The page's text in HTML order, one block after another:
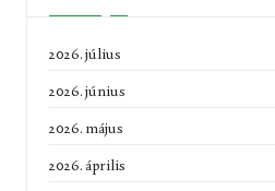
2026. július
2026. június
2026. május
2026. április